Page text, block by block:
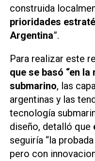
construida
prioridades
Argentina”.
Para realizar este
que se basó “en
submarino, las
argentinas y las
tecnología
diseño, detalló que
seguiría “la
pero con